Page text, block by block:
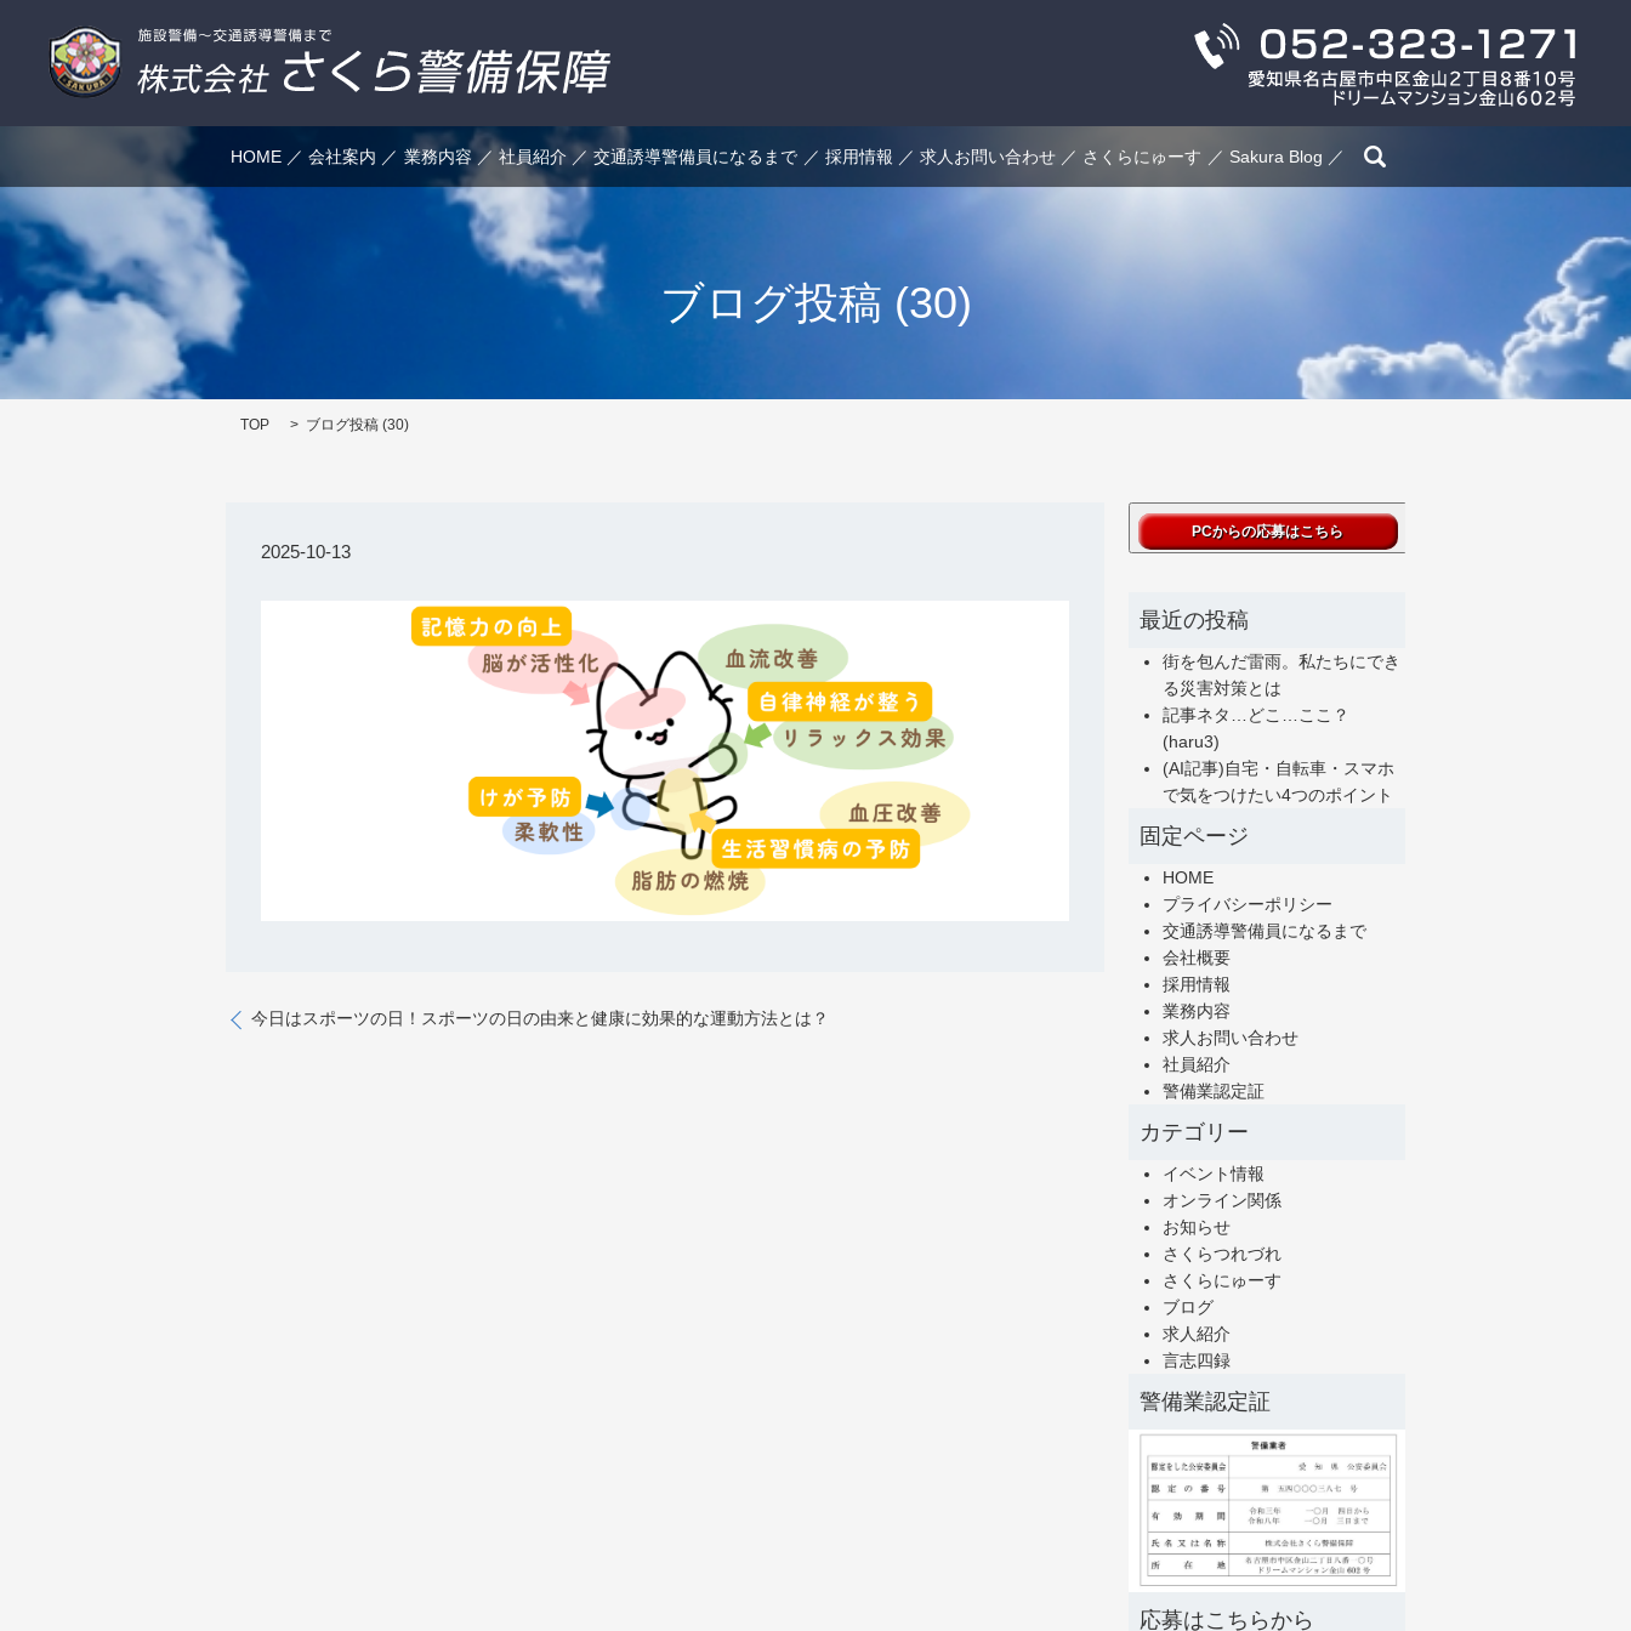
HOME 会社案内 業務内容 社員紹介 交通誘導警備員になるまで 採用情報 求人お問い合わせ さくらにゅーす Sakura Blog
ブログ投稿 (30)
TOP ブログ投稿 (30)
2025-10-13
今日はスポーツの日！スポーツの日の由来と健康に効果的な運動方法とは？
最近の投稿
街を包んだ雷雨。私たちにでき
る災害対策とは
記事ネタ…どこ…ここ？
(haru3)
(AI記事)自宅・自転車・スマホ
で気をつけたい4つのポイント
固定ページ
HOME
プライバシーポリシー
交通誘導警備員になるまで
会社概要
採用情報
業務内容
求人お問い合わせ
社員紹介
警備業認定証
カテゴリー
イベント情報
オンライン関係
お知らせ
さくらつれづれ
さくらにゅーす
ブログ
求人紹介
言志四録
警備業認定証
応募はこちらから